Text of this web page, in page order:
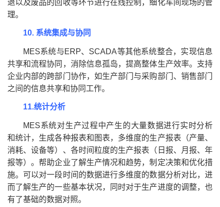
退以及废品的回收等环节进行在线控制，细化车间现场的管
理。
10. 系统集成与协同
MES系统与ERP、SCADA等其他系统整合，实现信息
共享和流程协同，消除信息孤岛，提高整体生产效率。支持
企业内部的跨部门协作，如生产部门与采购部门、销售部门
之间的信息共享和协同工作。
11.统计分析
MES系统对生产过程中产生的大量数据进行实时分析
和统计，生成各种报表和图表，多维度的生产报表（产量、
消耗、设备等）、各时间粒度的生产报表（日报、月报、年
报等）。帮助企业了解生产情况和趋势，制定决策和优化措
施。可以对一段时间的数据进行多维度的数据分析对比，进
而了解生产的一些基本状况，同时对于生产进度的调整，也
有了基础的数据对照。